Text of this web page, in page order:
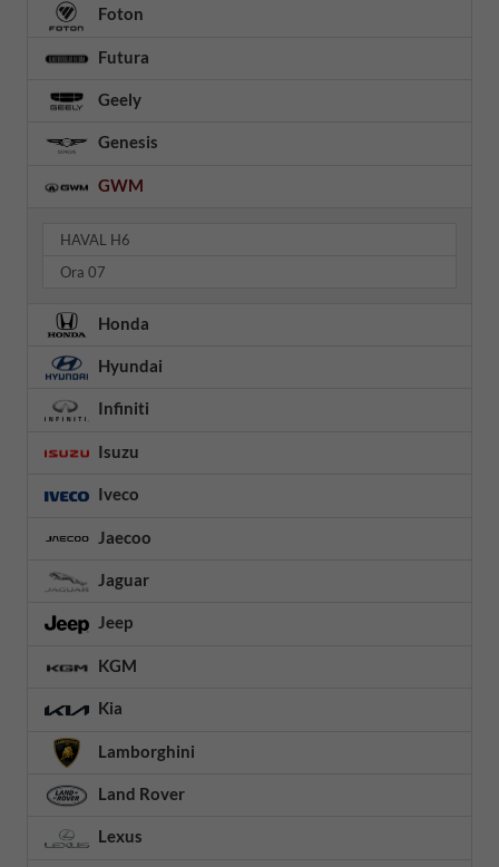
Foton
Futura
Geely
Genesis
GWM
HAVAL H6
Ora 07
Honda
Hyundai
Infiniti
Isuzu
Iveco
Jaecoo
Jaguar
Jeep
KGM
Kia
Lamborghini
Land Rover
Lexus